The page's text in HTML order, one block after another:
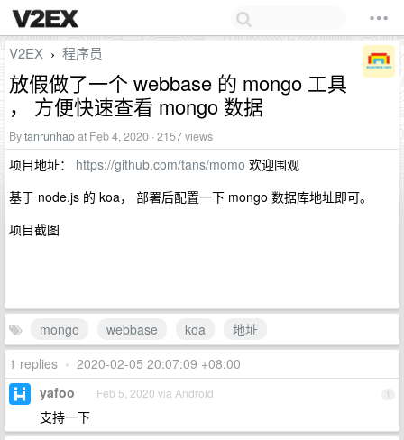
V2EX › 程序员
放假做了一个 webbase 的 mongo 工具
， 方便快速查看 mongo 数据
Bytanrunhaoat Feb 4, 2020 · 2157 views
项目地址： https://github.com/tans/momo 欢迎围观
基于 node.js 的 koa， 部署后配置一下 mongo 数据库地址即可。
项目截图
mongo webbase koa
地址
1 replies • 2020-02-05 20:07:09 +08:00
1
yafoo Feb 5, 2020 via Android
支持一下